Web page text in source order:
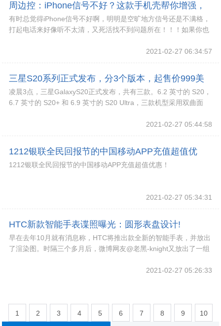
周边控：iPhone信号不好？这款手机壳帮你增强，
还省电哟！!
有时总觉得iPhone信号不好啊，明明是空旷地方信号还是不满格，
打起电话来好像听不太清，又死活找不到问题所在！！！如果你也
2021-02-27 06:34:57
三星S20系列正式发布，分3个版本，起售价999美
元!
凌晨3点，三星GalaxyS20正式发布，共有三款。6.2 英寸的 S20，
6.7 英寸的 S20+ 和 6.9 英寸的 S20 Ultra，三款机型采用双曲面
2021-02-27 05:44:58
1212银联全民回报节的中国移动APP充值超值优
惠！!
1212银联全民回报节的中国移动APP充值超值优惠！
2021-02-27 05:34:31
HTC新款智能手表谍照曝光：圆形表盘设计!
早在去年10月就有消息称，HTC将推出款全新的智能手表，并放出
了渲染图。时隔三个多月后，微博网友@老黑-knight又放出了一组
2021-02-27 05:26:33
1 2 3 4 5 6 7 8 9 10